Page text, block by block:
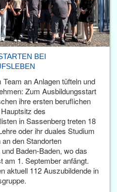
BEI
an Anlagen tüfteln und
Zum Ausbildungsstart
ihre ersten beruflichen
des
in Sassenberg treten 18
oder ihr duales Studium
den Standorten
Baden-Baden, wo das
am 1. September anfängt.
aktuell 112 Auszubildende in